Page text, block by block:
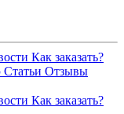
Как заказать?
Статьи Отзывы
Как заказать?